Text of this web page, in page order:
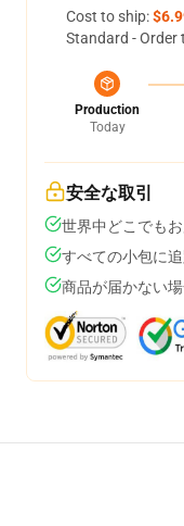
Cost to ship:
Standard - Order
Production
Today
安全な取引
世界中どこでも
すべての小包に
商品が届かない